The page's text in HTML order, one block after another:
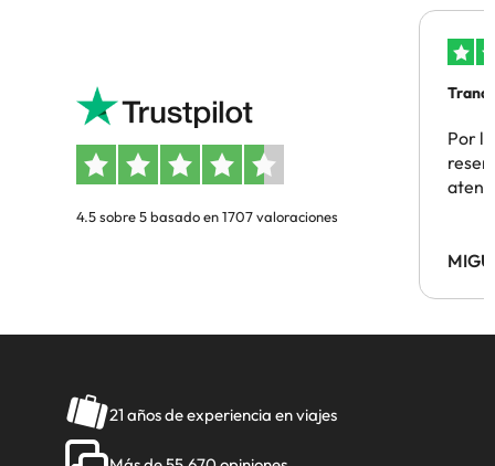
4.5 sobre 5 basado en 1707 valoraciones
Por
21 años de experiencia en viajes